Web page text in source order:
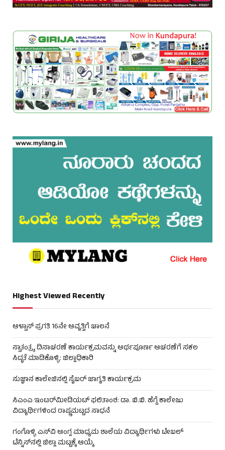
Highest Viewed Recently
ಆಳ್ವಾಸ್ ಪ್ರಗತಿ 16ನೇ ಆವೃತ್ತಿಗೆ ಚಾಲನೆ
ಸ್ವಾತಂತ್ರ್ಯ ದಿನಾಚರಣೆ ಕಾರ್ಯಕ್ರಮವನ್ನು ಅರ್ಥಪೂರ್ಣ ಆಚರಣೆಗೆ ಸಕಲ
ಸಿದ್ಧತೆ ಮಾಡಿಕೊಳ್ಳಿ: ಜಿಲ್ಲಾಧಿಕಾರಿ
ಸುಜ್ಞಾನ ಕಾಲೇಜಿನಲ್ಲಿ ಸೈಬರ್ ಜಾಗೃತಿ ಕಾರ್ಯಕ್ರಮ
ಸಿಎಂಎ ಇಂಟರ್‌ಮೀಡಿಯಟ್ ಫಲಿತಾಂಶ: ಡಾ. ಬಿ.ಬಿ. ಹೆಗ್ಡೆ ಕಾಲೇಜು
ವಿದ್ಯಾರ್ಥಿಗಳಿಂದ ರಾಷ್ಟ್ರಮಟ್ಟದ ಸಾಧನೆ
ಗಂಗೊಳ್ಳಿ ಎಸ್‌ವಿ ಆಂಗ್ಲ ಮಾಧ್ಯಮ ಶಾಲೆಯ ವಿದ್ಯಾರ್ಥಿಗಳು ಟೇಬಲ್‌
ಟೆನ್ನಿಸ್‌ನಲ್ಲಿ ಜಿಲ್ಲಾ ಮಟ್ಟಕ್ಕೆ ಆಯ್ಕೆ